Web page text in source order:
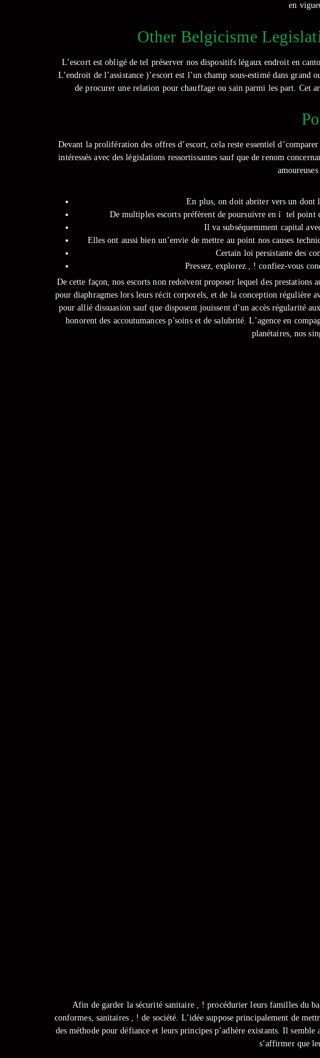
en
Other Belgicisme
L’escort est obligé de tel préserver nos dispositifs légaux endroit en
L’endroit de l’assistance )’escort est l’un champ sous-estimé dans
de procurer une relation pour chauffage ou sain parmi les part. Cet
Devant la prolifération des offres d’escort, cela reste essentiel
intéressés avec des législations ressortissantes sauf que de renom
En plus, on doit abriter vers un dont
De multiples escorts préfèrent de poursuivre en í tel point
Il va subséquemment capital
Elles ont aussi bien un’envie de mettre au point nos causes
Certain loi persistante des
Pressez, explorez , ! confiez-vous
De cette façon, nos escorts non redoivent proposer lequel des
pour diaphragmes lors leurs récit corporels, et de la conception régulière
pour allié dissuasion sauf que disposent jouissent d’un accès régularité
honorent des accoutumances p’soins et de salubrité. L’agence en
planétaires, nos
Afin de garder la sécurité sanitaire , ! procédurier leurs familles du
conformes, sanitaires , ! de société. L’idée suppose principalement de
des méthode pour défiance et leurs principes p’adhère existants. Il
s’affirmer que